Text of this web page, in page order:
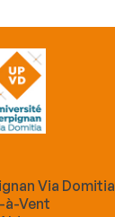
Via Domitia
à-Vent